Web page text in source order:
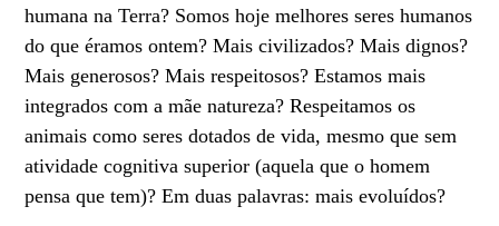
humana na Terra? Somos hoje melhores seres humanos
do que éramos ontem? Mais civilizados? Mais dignos?
Mais generosos? Mais respeitosos? Estamos mais
integrados com a mãe natureza? Respeitamos os
animais como seres dotados de vida, mesmo que sem
atividade cognitiva superior (aquela que o homem
pensa que tem)? Em duas palavras: mais evoluídos?